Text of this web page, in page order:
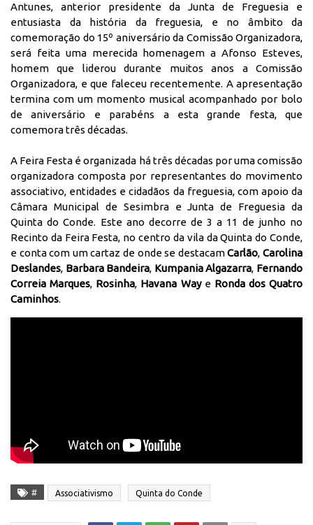
Antunes, anterior presidente da Junta de Freguesia e
entusiasta da história da freguesia, e no âmbito da
comemoração do 15º aniversário da Comissão Organizadora,
será feita uma merecida homenagem a Afonso Esteves,
homem que liderou durante muitos anos a Comissão
Organizadora, e que faleceu recentemente. A apresentação
termina com um momento musical acompanhado por bolo
de aniversário e parabéns a esta grande festa, que
comemora três décadas.
A Feira Festa é organizada há três décadas por uma comissão
organizadora composta por representantes do movimento
associativo, entidades e cidadãos da freguesia, com apoio da
Câmara Municipal de Sesimbra e Junta de Freguesia da
Quinta do Conde. Este ano decorre de 3 a 11 de junho no
Recinto da Feira Festa, no centro da vila da Quinta do Conde,
e conta com um cartaz de onde se destacamCarlão,Carolina
Deslandes, Barbara Bandeira, Kumpania Algazarra, Fernando
Correia Marques, Rosinha, Havana Waye Ronda dos Quatro
Caminhos.
# Associativismo Quinta do Conde